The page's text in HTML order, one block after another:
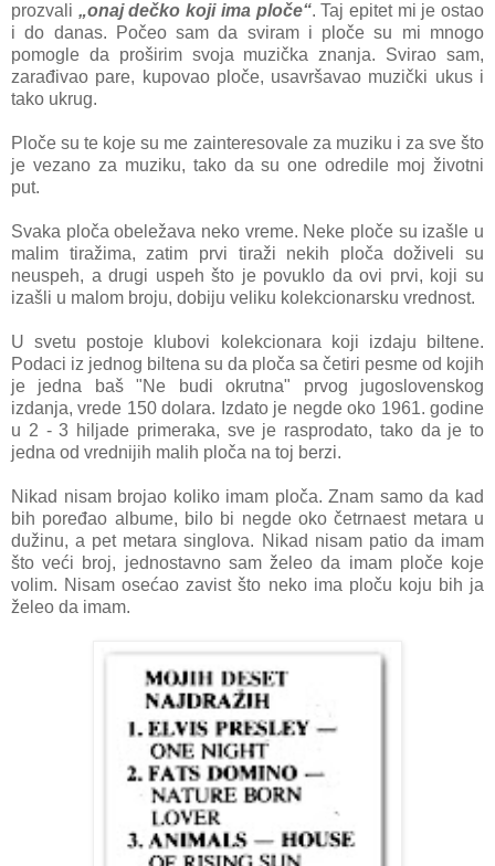
prozvali „onaj dečko koji ima ploče“. Taj epitet mi je ostao
i do danas. Počeo sam da sviram i ploče su mi mnogo
pomogle da proširim svoja muzička znanja. Svirao sam,
zarađivao pare, kupovao ploče, usavršavao muzički ukus i
tako ukrug.
Ploče su te koje su me zainteresovale za muziku i za sve što
je vezano za muziku, tako da su one odredile moj životni
put.
Svaka ploča obeležava neko vreme. Neke ploče su izašle u
malim tiražima, zatim prvi tiraži nekih ploča doživeli su
neuspeh, a drugi uspeh što je povuklo da ovi prvi, koji su
izašli u malom broju, dobiju veliku kolekcionarsku vrednost.
U svetu postoje klubovi kolekcionara koji izdaju biltene.
Podaci iz jednog biltena su da ploča sa četiri pesme od kojih
je jedna baš "Ne budi okrutna" prvog jugoslovenskog
izdanja, vrede 150 dolara. Izdato je negde oko 1961. godine
u 2 - 3 hiljade primeraka, sve je rasprodato, tako da je to
jedna od vrednijih malih ploča na toj berzi.
Nikad nisam brojao koliko imam ploča. Znam samo da kad
bih poređao albume, bilo bi negde oko četrnaest metara u
dužinu, a pet metara singlova. Nikad nisam patio da imam
što veći broj, jednostavno sam želeo da imam ploče koje
volim. Nisam osećao zavist što neko ima ploču koju bih ja
želeo da imam.